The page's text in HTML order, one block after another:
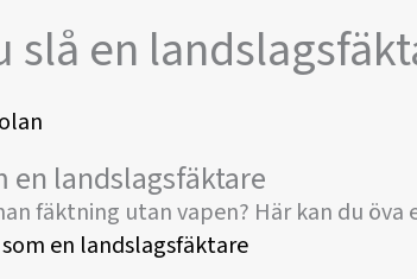
slå en
en landslagsfäktare
fäktning utan vapen? Här kan du öva
en landslagsfäktare